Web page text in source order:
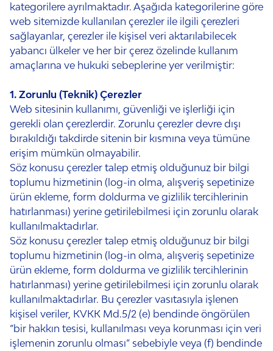
kategorilere ayrılmaktadır. Aşağıda kategorilerine göre
web sitemizde kullanılan çerezler ile ilgili çerezleri
sağlayanlar, çerezler ile kişisel veri aktarılabilecek
yabancı ülkeler ve her bir çerez özelinde kullanım
amaçlarına ve hukuki sebeplerine yer verilmiştir:
1. Zorunlu (Teknik) Çerezler
Web sitesinin kullanımı, güvenliği ve işlerliği için
gerekli olan çerezlerdir. Zorunlu çerezler devre dışı
bırakıldığı takdirde sitenin bir kısmına veya tümüne
erişim mümkün olmayabilir.
Söz konusu çerezler talep etmiş olduğunuz bir bilgi
toplumu hizmetinin (log-in olma, alışveriş sepetinize
ürün ekleme, form doldurma ve gizlilik tercihlerinin
hatırlanması) yerine getirilebilmesi için zorunlu olarak
kullanılmaktadırlar.
Söz konusu çerezler talep etmiş olduğunuz bir bilgi
toplumu hizmetinin (log-in olma, alışveriş sepetinize
ürün ekleme, form doldurma ve gizlilik tercihlerinin
hatırlanması) yerine getirilebilmesi için zorunlu olarak
kullanılmaktadırlar. Bu çerezler vasıtasıyla işlenen
kişisel veriler, KVKK Md.5/2 (e) bendinde öngörülen
“bir hakkın tesisi, kullanılması veya korunması için veri
işlemenin zorunlu olması” sebebiyle veya (f) bendinde